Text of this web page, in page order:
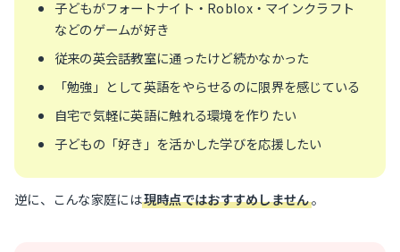
子どもがフォートナイト・Roblox・マインクラフト
などのゲームが好き
従来の英会話教室に通ったけど続かなかった
「勉強」として英語をやらせるのに限界を感じている
自宅で気軽に英語に触れる環境を作りたい
子どもの「好き」を活かした学びを応援したい
逆に、こんな家庭には現時点ではおすすめしません。